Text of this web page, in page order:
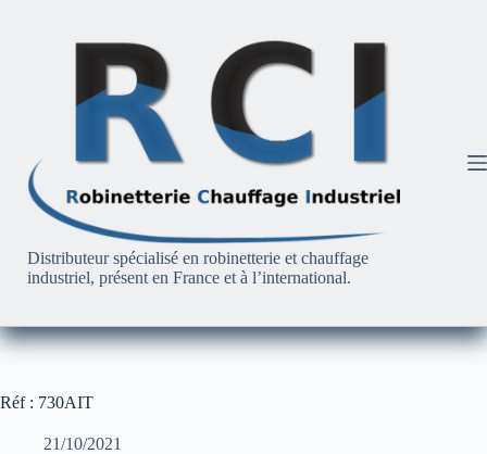
Distributeur spécialisé en robinetterie et chauffage
industriel, présent en France et à l’international.
Réf : 730AIT
21/10/2021